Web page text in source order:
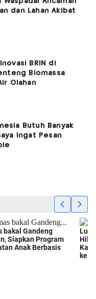
dan Lahan Akibat
BRIN di
Biomassa
Olahan
Butuh Banyak
Ingat Pesan